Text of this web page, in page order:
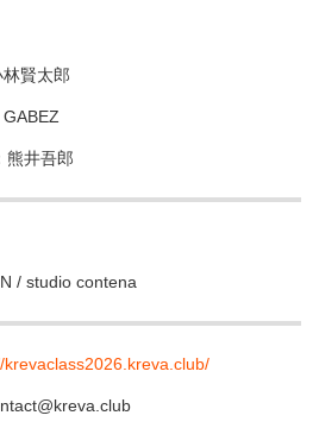
賢太郎
熊井吾郎
/ studio contena
krevaclass2026.kreva.club/